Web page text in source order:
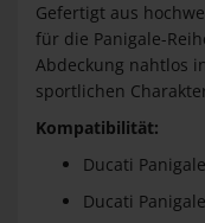
Gefertigt aus
für die Panigale-
Abdeckung nahtlos
sportlichen
Kompatibilität:
Ducati
Ducati